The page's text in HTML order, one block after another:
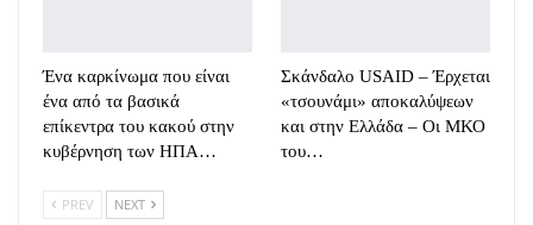
Ένα καρκίνωμα που είναι
ένα από τα βασικά
επίκεντρα του κακού στην
κυβέρνηση των ΗΠΑ…
Σκάνδαλο USAID – Έρχεται
«τσουνάμι» αποκαλύψεων
και στην Ελλάδα – Οι ΜΚΟ
του…
PREV NEXT